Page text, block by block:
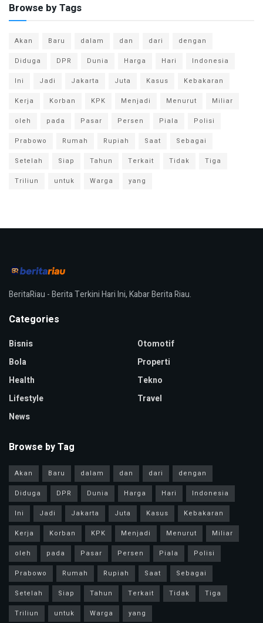
Browse by Tags
Akan Baru dalam dan dari
dengan
Diduga
DPR Dunia Harga Hari
Indonesia
Ini
Jadi Jakarta Juta Kasus
Kebakaran
Kerja
Korban KPK Menjadi Menurut
Miliar
oleh
pada Pasar Persen Piala
Polisi
Prabowo
Rumah Rupiah Saat
Sebagai
Setelah
Siap Tahun Terkait Tidak
Tiga
Triliun
untuk Warga yang
BeritaRiau - Berita Terkini Hari Ini, Kabar Berita Riau.
Categories
Bisnis
Bola
Health
Lifestyle
News
Otomotif
Properti
Tekno
Travel
Browse by Tag
Akan Baru dalam dan dari
dengan
Diduga
DPR Dunia Harga Hari
Indonesia
Ini
Jadi Jakarta Juta Kasus
Kebakaran
Kerja
Korban KPK Menjadi Menurut
Miliar
oleh
pada Pasar Persen Piala
Polisi
Prabowo
Rumah Rupiah Saat
Sebagai
Setelah
Siap Tahun Terkait Tidak
Tiga
Triliun
untuk Warga yang